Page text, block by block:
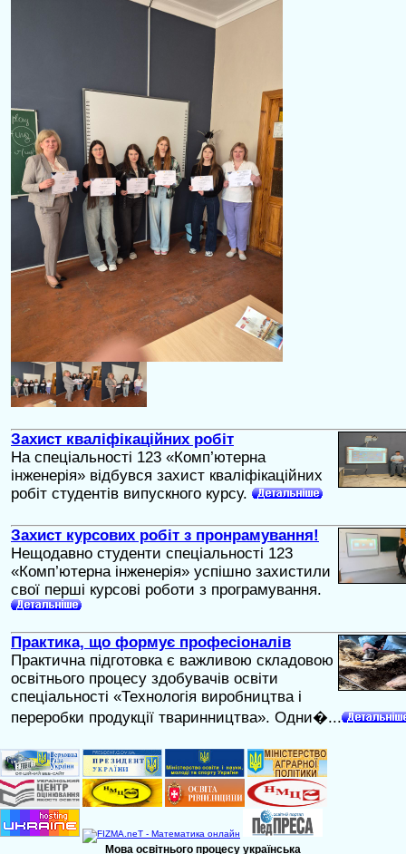
Захист кваліфікаційних робіт
На спеціальності 123 «Комп’ютерна
інженерія» відбувся захист кваліфікаційних
робіт студентів випускного курсу.
Захист курсових робіт з пронрамування!
Нещодавно студенти спеціальності 123
«Комп’ютерна інженерія» успішно захистили
свої перші курсові роботи з програмування.
Практика, що формує професіоналів
Практична підготовка є важливою складовою
освітнього процесу здобувачів освіти
спеціальності «Технологія виробництва і
переробки продукції тваринництва». Одни�...
Мова освітнього процесу українська